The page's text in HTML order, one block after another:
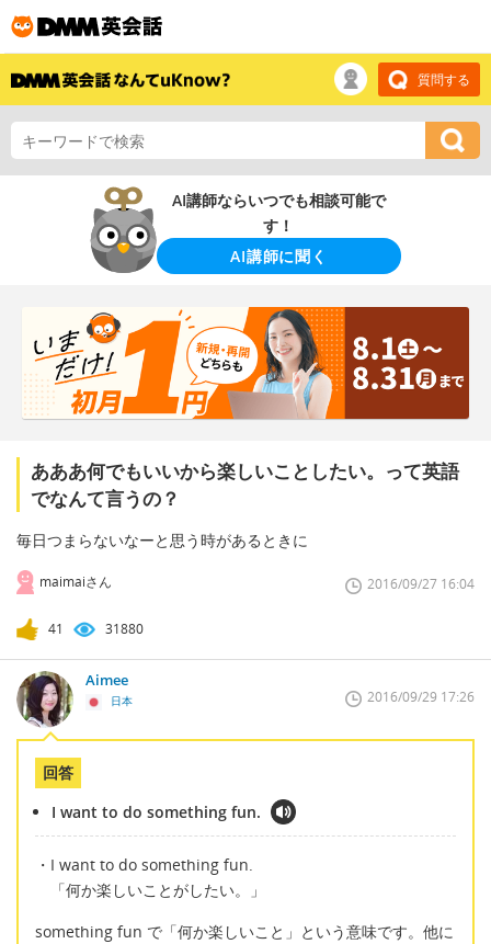
質問する
AI講師ならいつでも相談可能で
す！
AI講師に聞く
あああ何でもいいから楽しいことしたい。って英語
でなんて言うの？
毎日つまらないなーと思う時があるときに
maimaiさん 2016/09/27 16:04
41 31880
Aimee
日本 2016/09/29 17:26
回答
I want to do something fun.
・I want to do something fun.
「何か楽しいことがしたい。」
something fun で「何か楽しいこと」という意味です。他に